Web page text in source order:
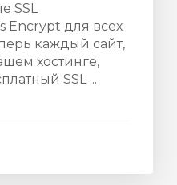
SSL
Encrypt для всех
каждый сайт,
хостинге,
SSL ...